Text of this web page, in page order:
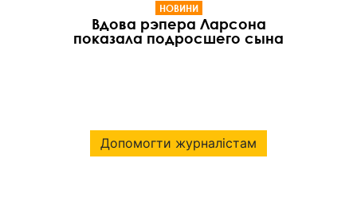
НОВИНИ
Вдова рэпера Ларсона
показала подросшего сына
Допомогти журналістам